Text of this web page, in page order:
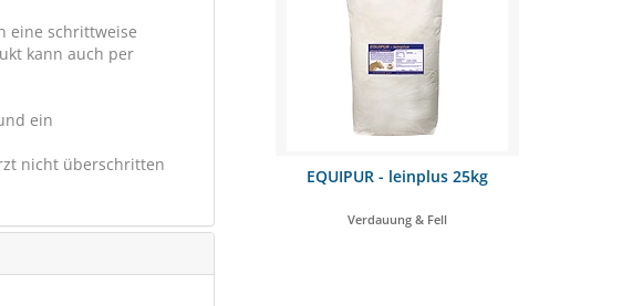
eine schrittweise
kann auch per
ein
nicht überschritten
DERBY Elasticum 700g EQUIPUR - leinplus 25kg
Verdauung & Fell